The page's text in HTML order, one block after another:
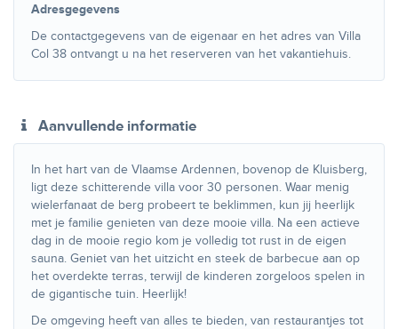
Adresgegevens
De contactgegevens van de eigenaar en het adres van Villa
Col 38 ontvangt u na het reserveren van het vakantiehuis.
Aanvullende informatie
In het hart van de Vlaamse Ardennen, bovenop de Kluisberg,
ligt deze schitterende villa voor 30 personen. Waar menig
wielerfanaat de berg probeert te beklimmen, kun jij heerlijk
met je familie genieten van deze mooie villa. Na een actieve
dag in de mooie regio kom je volledig tot rust in de eigen
sauna. Geniet van het uitzicht en steek de barbecue aan op
het overdekte terras, terwijl de kinderen zorgeloos spelen in
de gigantische tuin. Heerlijk!
De omgeving heeft van alles te bieden, van restaurantjes tot